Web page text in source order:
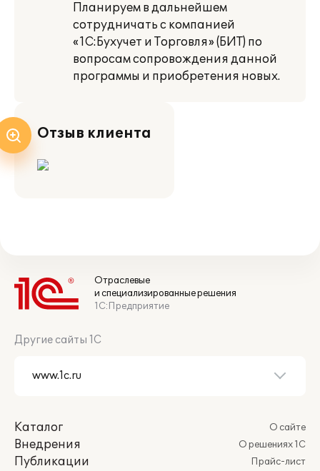
Планируем в дальнейшем
сотрудничать с компанией
«1С:Бухучет и Торговля» (БИТ) по
вопросам сопровождения данной
программы и приобретения новых.
Отзыв клиента
Отраслевые
и специализированные решения
1С:Предприятие
Другие сайты 1С
Каталог
Внедрения
Публикации
О сайте
О решениях 1С
Прайс-лист